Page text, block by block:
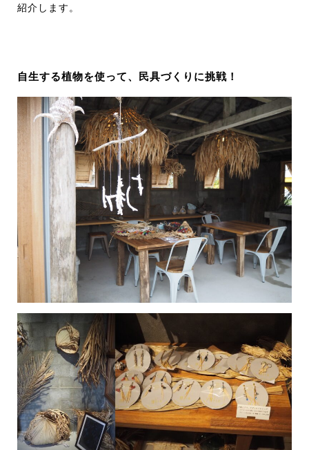
紹介します。
自生する植物を使って、 民具づくりに挑戦！